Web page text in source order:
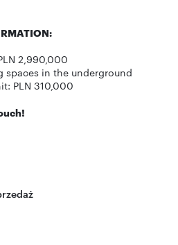
2,990,000
spaces in the underground
PLN 310,000